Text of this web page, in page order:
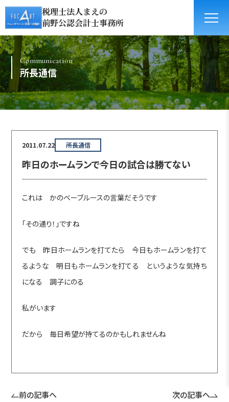
税理士法人まえの
前野公認会計士事務所
Communication
所長通信
2011.07.22 所長通信
昨日のホームランで今日の試合は勝てない
これは かのベーブルースの言葉だそうです
「その通り！」ですね
でも 昨日ホームランを打てたら 今日もホームランを打て
るような 明日もホームランを打てる というような気持ち
になる 調子にのる
私がいます
だから 毎日希望が持てるのかもしれませんね
前の記事へ 次の記事へ